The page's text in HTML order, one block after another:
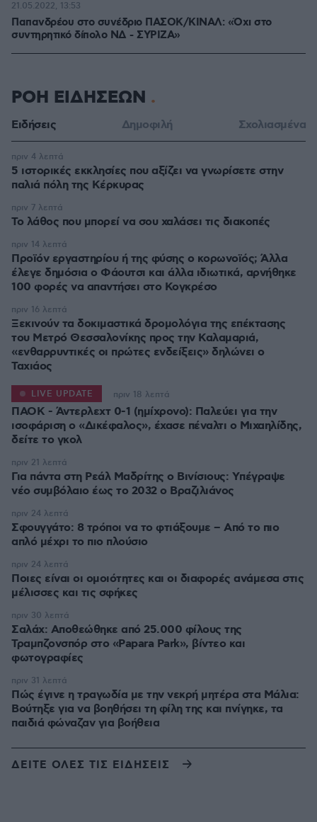
Παπανδρέου στο συνέδριο ΠΑΣΟΚ/ΚΙΝΑΛ: «Όχι στο
συντηρητικό δίπολο ΝΔ - ΣΥΡΙΖΑ»
21.05.2022, 13:53
ΡΟΗ ΕΙΔΗΣΕΩΝ
Ειδήσεις Δημοφιλή Σχολιασμένα
5 ιστορικές εκκλησίες που αξίζει να γνωρίσετε στην
παλιά πόλη της Κέρκυρας
πριν 4 λεπτά
Το λάθος που μπορεί να σου χαλάσει τις διακοπές
πριν 7 λεπτά
Προϊόν εργαστηρίου ή της φύσης ο κορωνοϊός; Άλλα
έλεγε δημόσια ο Φάουτσι και άλλα ιδιωτικά, αρνήθηκε
100 φορές να απαντήσει στο Κογκρέσο
πριν 14 λεπτά
Ξεκινούν τα δοκιμαστικά δρομολόγια της επέκτασης
του Μετρό Θεσσαλονίκης προς την Καλαμαριά,
«ενθαρρυντικές οι πρώτες ενδείξεις» δηλώνει ο
Ταχιάος
πριν 16 λεπτά
ΠΑΟΚ - Άντερλεχτ 0-1 (ημίχρονο): Παλεύει για την
ισοφάριση ο «Δικέφαλος», έχασε πέναλτι ο Μιχαηλίδης,
LIVE UPDATE πριν 18 λεπτά
Για πάντα στη Ρεάλ Μαδρίτης ο Βινίσιους: Yπέγραψε
νέο συμβόλαιο έως το 2032 ο Βραζιλιάνος
πριν 21 λεπτά
Σφουγγάτο: 8 τρόποι να το φτιάξουμε – Από το πιο
απλό μέχρι το πιο πλούσιο
πριν 24 λεπτά
Ποιες είναι οι ομοιότητες και οι διαφορές ανάμεσα στις
μέλισσες και τις σφήκες
πριν 24 λεπτά
Σαλάχ: Αποθεώθηκε από 25.000 φίλους της
Τραμπζονσπόρ στο «Papara Park», βίντεο και
φωτογραφίες
πριν 30 λεπτά
Πώς έγινε η τραγωδία με την νεκρή μητέρα στα Μάλια:
Βούτηξε για να βοηθήσει τη φίλη της και πνίγηκε, τα
παιδιά φώναζαν για βοήθεια
πριν 31 λεπτά
ΔΕΙΤΕ ΟΛΕΣ ΤΙΣ ΕΙΔΗΣΕΙΣ